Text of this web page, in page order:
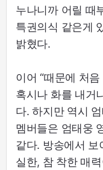
누나니까 어릴 때
특권의식 같은게
밝혔다.
이어 “때문에 처
혹시나 화를 내거
다. 하지만 역시
멤버들은 엄태웅
같다. 방송에서
실한, 참 착한 매